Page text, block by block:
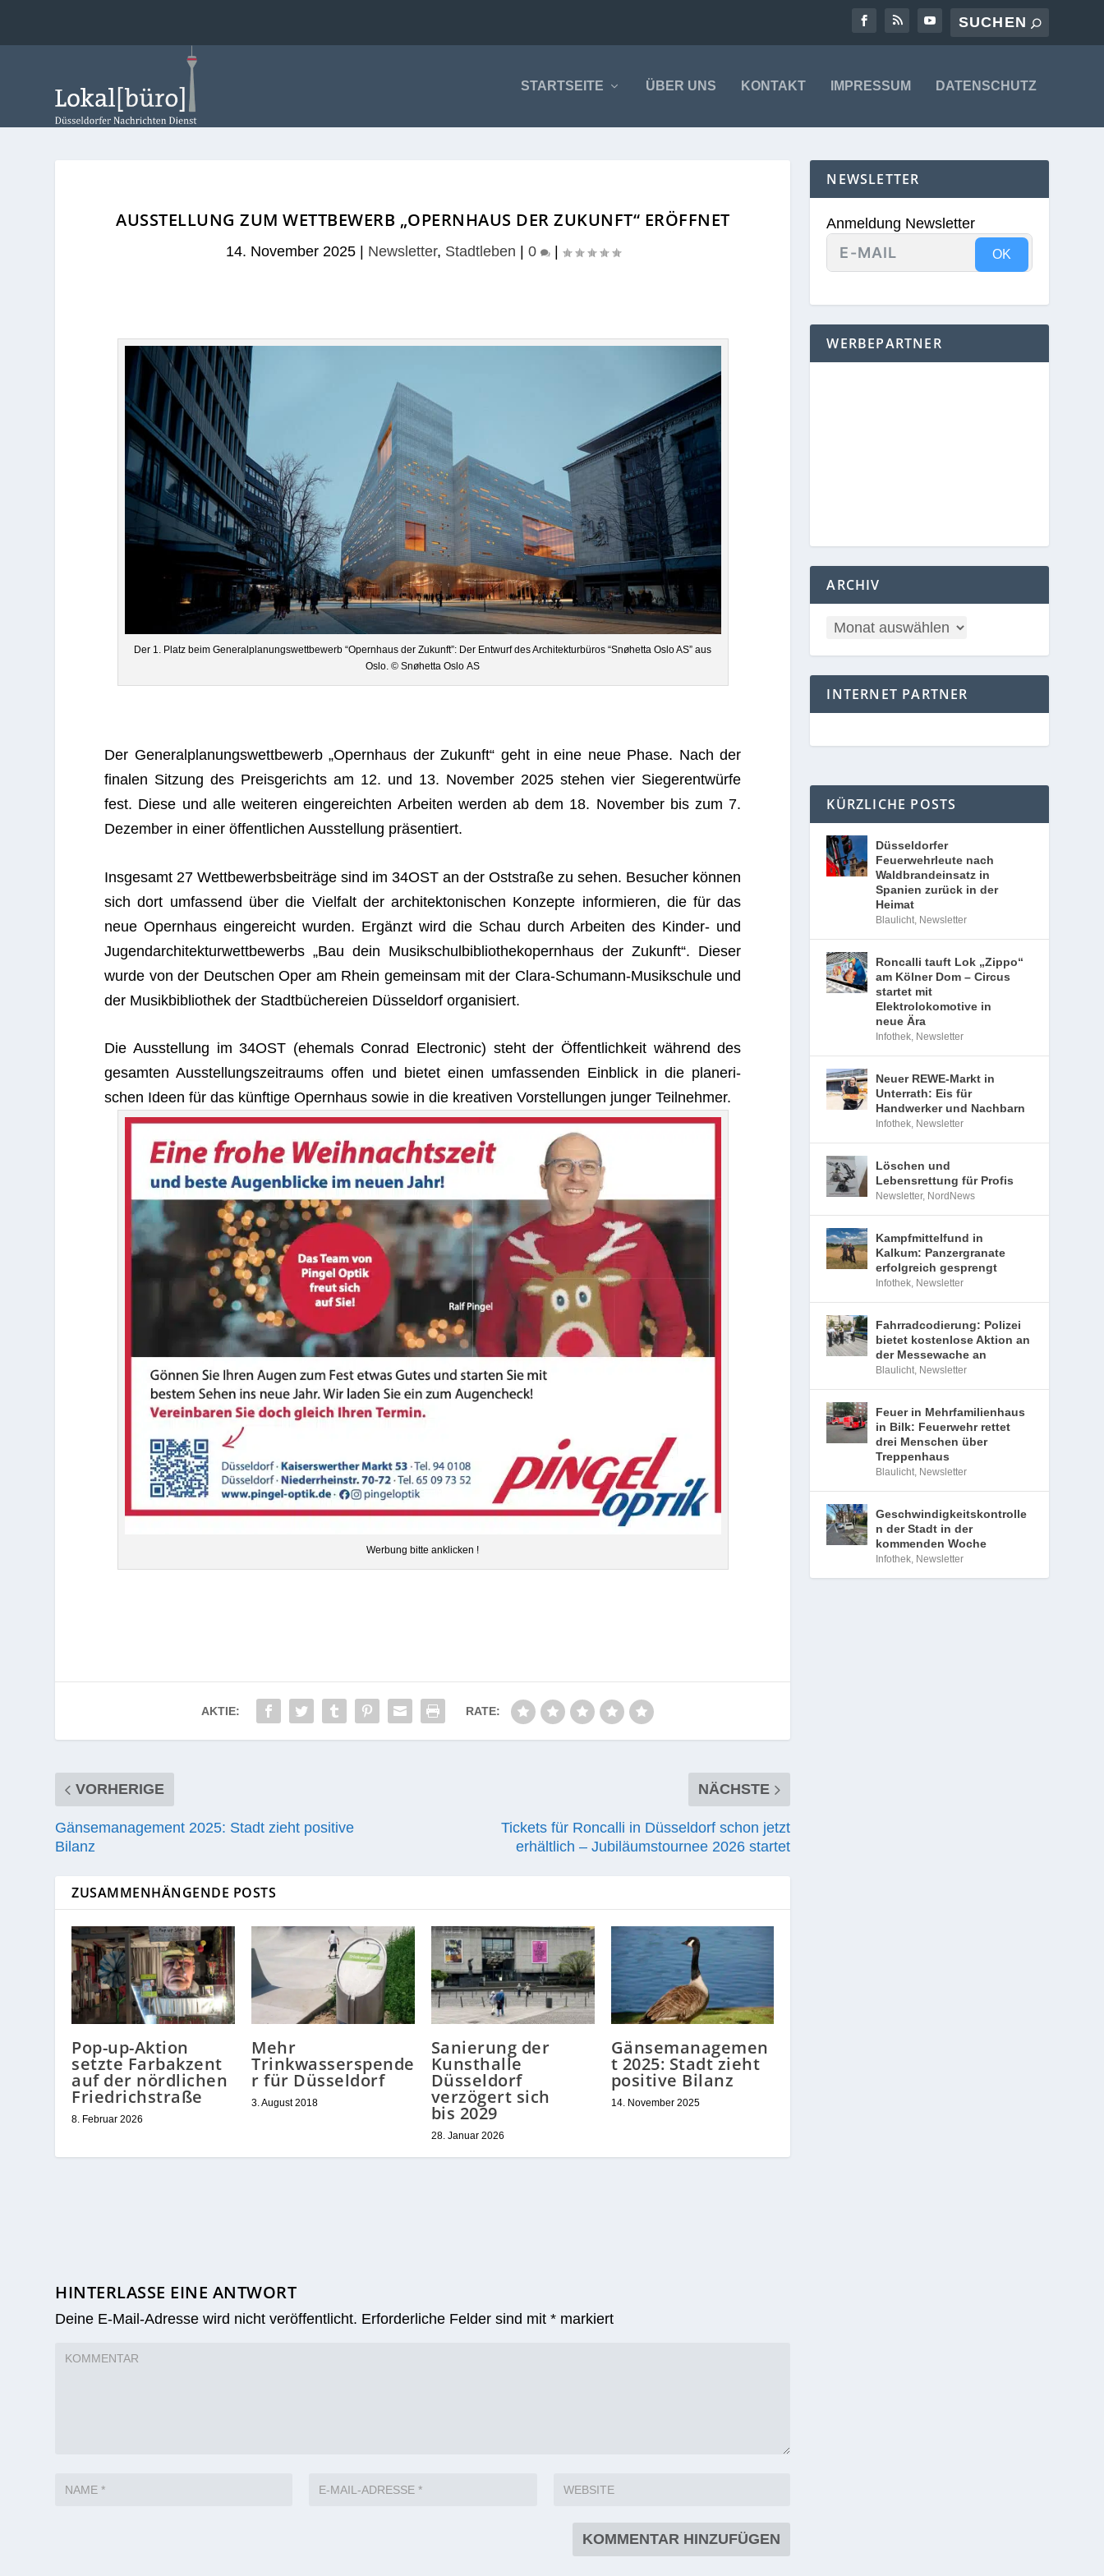
STARTSEITE ÜBER UNS KONTAKT IMPRESSUM DATENSCHUTZ
AUSSTELLUNG ZUM WETTBEWERB „OPERNHAUS DER ZUKUNFT“ ERÖFFNET
14. November 2025| Newsletter, Stadtleben 0 |
Der 1. Platz beim Gene­ral­pla­nungs­wett­be­werb “Opern­haus der Zukunft”: Der Ent­wurf des Archi­tek­tur­bü­ros “Snøhetta Oslo AS” aus
Oslo. © Snøhetta Oslo AS
Der Gene­ral­pla­nungs­wett­be­werb „Opern­haus der Zukunft“ geht in eine neue Phase. Nach der
fina­len Sit­zung des Preis­ge­richts am 12. und 13. Novem­ber 2025 ste­hen vier Sie­ger­ent­würfe
fest. Diese und alle wei­te­ren ein­ge­reich­ten Arbei­ten wer­den ab dem 18. Novem­ber bis zum 7.
Dezem­ber in einer öffent­li­chen Aus­stel­lung präsentiert.
Ins­ge­samt 27 Wett­be­werbs­bei­träge sind im 34OST an der Ost­straße zu sehen. Besu­cher kön­nen
sich dort umfas­send über die Viel­falt der archi­tek­to­ni­schen Kon­zepte infor­mie­ren, die für das
neue Opern­haus ein­ge­reicht wur­den. Ergänzt wird die Schau durch Arbei­ten des Kin­der- und
Jugend­ar­chi­tek­tur­wett­be­werbs „Bau dein Musik­schul­bi­blio­the­k­o­pern­haus der Zukunft“. Die­ser
wurde von der Deut­schen Oper am Rhein gemein­sam mit der Clara-Schu­mann-Musik­schule und
der Musik­bi­blio­thek der Stadt­bü­che­reien Düs­sel­dorf organisiert.
Die Aus­stel­lung im 34OST (ehe­mals Con­rad Elec­tro­nic) steht der Öffent­lich­keit wäh­rend des
gesam­ten Aus­stel­lungs­zeit­raums offen und bie­tet einen umfas­sen­den Ein­blick in die pla­ne­ri­
schen Ideen für das künf­tige Opern­haus sowie in die krea­ti­ven Vor­stel­lun­gen jun­ger Teilnehmer.
Wer­bung bitte anklicken !
AKTIE: RATE:
VORHERIGE
Gänsemanagement 2025: Stadt zieht positive
Bilanz
NÄCHSTE
Tickets für Roncalli in Düsseldorf schon jetzt
erhältlich – Jubiläumstournee 2026 startet
ZUSAMMENHÄNGENDE POSTS
Pop-up-Aktion
setzte Farbakzent
auf der nördlichen
Friedrichstraße
8. Februar 2026
Mehr
Trinkwasserspende
r für Düsseldorf
3. August 2018
Sanierung der
Kunsthalle
Düsseldorf
verzögert sich
bis 2029
28. Januar 2026
Gänsemanagemen
t 2025: Stadt zieht
positive Bilanz
14. November 2025
HINTERLASSE EINE ANTWORT
Deine E-Mail-Adresse wird nicht veröffentlicht. Erforderliche Felder sind mit* markiert
NEWSLETTER
Anmeldung Newsletter
OK
WERBEPARTNER
ARCHIV
INTERNET PARTNER
KÜRZLICHE POSTS
Düsseldorfer
Feuerwehrleute nach
Waldbrandeinsatz in
Spanien zurück in der
Heimat
Blaulicht, Newsletter
Roncalli tauft Lok „Zippo“
am Kölner Dom – Circus
startet mit
Elektrolokomotive in
neue Ära
Infothek, Newsletter
Neuer REWE-Markt in
Unterrath: Eis für
Handwerker und Nachbarn
Infothek, Newsletter
Löschen und
Lebensrettung für Profis
Newsletter, NordNews
Kampfmittelfund in
Kalkum: Panzergranate
erfolgreich gesprengt
Infothek, Newsletter
Fahrradcodierung: Polizei
bietet kostenlose Aktion an
der Messewache an
Blaulicht, Newsletter
Feuer in Mehrfamilienhaus
in Bilk: Feuerwehr rettet
drei Menschen über
Treppenhaus
Blaulicht, Newsletter
Geschwindigkeitskontrolle
n der Stadt in der
kommenden Woche
Infothek, Newsletter